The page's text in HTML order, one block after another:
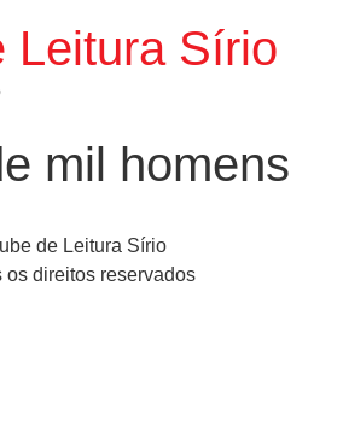
Leitura Sírio
mil homens
de Leitura Sírio
os direitos reservados